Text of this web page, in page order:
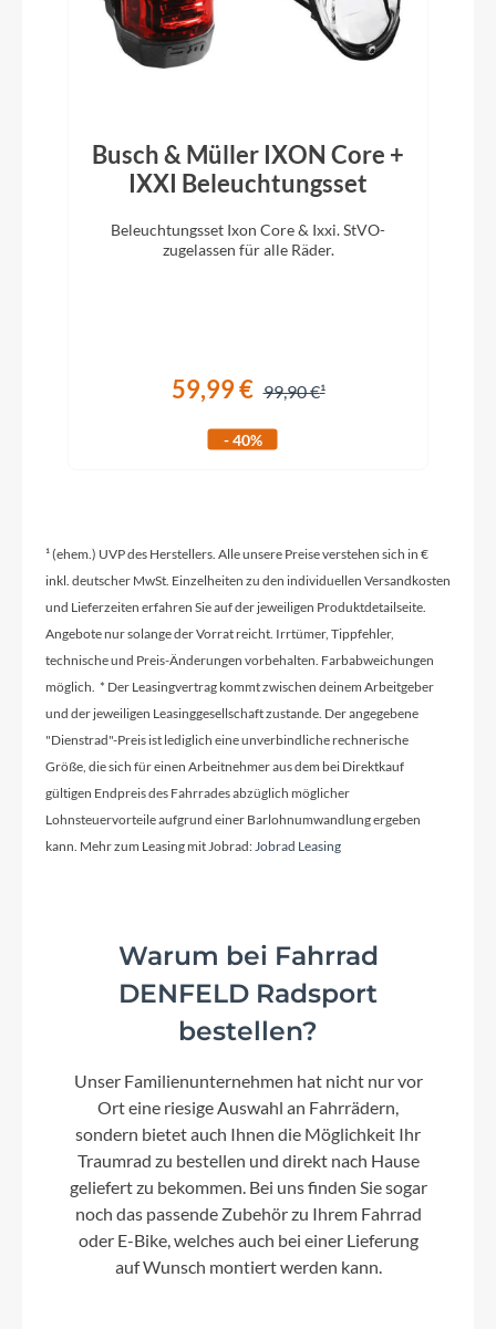
Rahmentyp
Hinterrad Nabe
Rahmenmaterial
Carbon
Kurbelgarnitur
Shimano 105 7100, 11-34, 12-speed
Vision Trimax Aero Alloy
Farbe
Kette
Shimano 105 7100, 12-speed
Shimano RS470, 12x100mm centerlock
Busch & Müller IXON Core +
IXXI Beleuchtungsset
Beleuchtungsset Ixon Core & Ixxi. StVO-
zugelassen für alle Räder.
59,99 € 99,90 €
- 40%
¹ (ehem.) UVP des Herstellers. Alle unsere Preise verstehen sich in €
inkl. deutscher MwSt. Einzelheiten zu den individuellen Versandkosten
und Lieferzeiten erfahren Sie auf der jeweiligen Produktdetailseite.
Angebote nur solange der Vorrat reicht. Irrtümer, Tippfehler,
technische und Preis-Änderungen vorbehalten. Farbabweichungen
möglich. * Der Leasingvertrag kommt zwischen deinem Arbeitgeber
und der jeweiligen Leasinggesellschaft zustande. Der angegebene
"Dienstrad"-Preis ist lediglich eine unverbindliche rechnerische
Größe, die sich für einen Arbeitnehmer aus dem bei Direktkauf
gültigen Endpreis des Fahrrades abzüglich möglicher
Lohnsteuervorteile aufgrund einer Barlohnumwandlung ergeben
kann. Mehr zum Leasing mit Jobrad:Jobrad Leasing
Warum bei Fahrrad
DENFELD Radsport
bestellen?
Unser Familienunternehmen hat nicht nur vor
Ort eine riesige Auswahl an Fahrrädern,
sondern bietet auch Ihnen die Möglichkeit Ihr
Traumrad zu bestellen und direkt nach Hause
geliefert zu bekommen. Bei uns finden Sie sogar
noch das passende Zubehör zu Ihrem Fahrrad
oder E-Bike, welches auch bei einer Lieferung
auf Wunsch montiert werden kann.